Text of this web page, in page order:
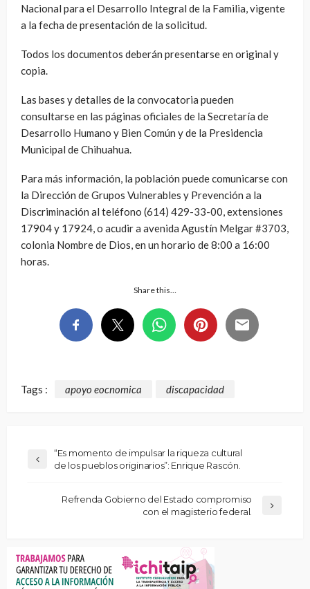
Nacional para el Desarrollo Integral de la Familia, vigente
a la fecha de presentación de la solicitud.
Todos los documentos deberán presentarse en original y
copia.
Las bases y detalles de la convocatoria pueden
consultarse en las páginas oficiales de la Secretaría de
Desarrollo Humano y Bien Común y de la Presidencia
Municipal de Chihuahua.
Para más información, la población puede comunicarse con
la Dirección de Grupos Vulnerables y Prevención a la
Discriminación al teléfono (614) 429-33-00, extensiones
17904 y 17924, o acudir a avenida Agustín Melgar #3703,
colonia Nombre de Dios, en un horario de 8:00 a 16:00
horas.
Share this…
Tags : apoyo eocnomica discapacidad
“Es momento de impulsar la riqueza cultural
de los pueblos originarios”: Enrique Rascón.
Refrenda Gobierno del Estado compromiso
con el magisterio federal.